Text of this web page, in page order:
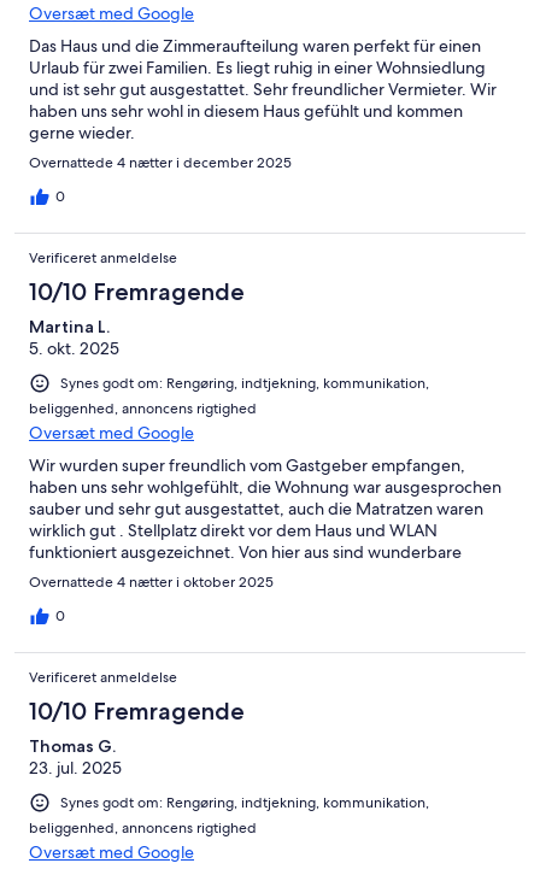
Oversæt med Google
Das Haus und die Zimmeraufteilung waren perfekt für einen
Urlaub für zwei Familien. Es liegt ruhig in einer Wohnsiedlung
und ist sehr gut ausgestattet. Sehr freundlicher Vermieter. Wir
haben uns sehr wohl in diesem Haus gefühlt und kommen
gerne wieder.
Overnattede 4 nætter i december 2025
0
Verificeret anmeldelse
10/10 Fremragende
Martina L.
5. okt. 2025
Synes godt om: Rengøring, indtjekning, kommunikation,
beliggenhed, annoncens rigtighed
Oversæt med Google
Wir wurden super freundlich vom Gastgeber empfangen,
haben uns sehr wohlgefühlt, die Wohnung war ausgesprochen
sauber und sehr gut ausgestattet, auch die Matratzen waren
wirklich gut . Stellplatz direkt vor dem Haus und WLAN
funktioniert ausgezeichnet. Von hier aus sind wunderbare
Ausflüge möglich.Wir bedanken und herzlichst!
Overnattede 4 nætter i oktober 2025
0
Verificeret anmeldelse
10/10 Fremragende
Thomas G.
23. jul. 2025
Synes godt om: Rengøring, indtjekning, kommunikation,
beliggenhed, annoncens rigtighed
Oversæt med Google